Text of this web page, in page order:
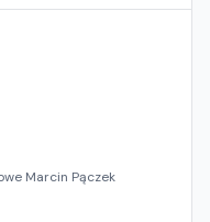
Marcin Pączek